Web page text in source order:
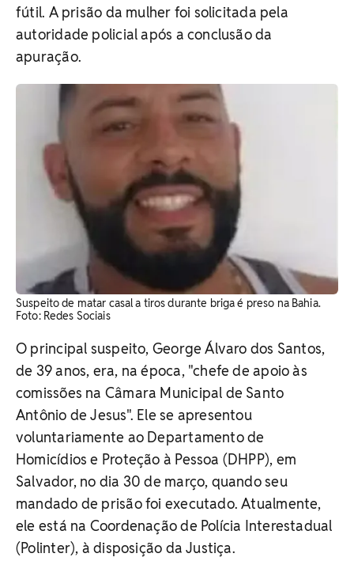
fútil. A prisão da mulher foi solicitada pela
autoridade policial após a conclusão da
apuração.
Suspeito de matar casal a tiros durante briga é preso na Bahia.
Foto: Redes Sociais
O principal suspeito, George Álvaro dos Santos,
de 39 anos, era, na época, "chefe de apoio às
comissões na Câmara Municipal de Santo
Antônio de Jesus". Ele se apresentou
voluntariamente ao Departamento de
Homicídios e Proteção à Pessoa (DHPP), em
Salvador, no dia 30 de março, quando seu
mandado de prisão foi executado. Atualmente,
ele está na Coordenação de Polícia Interestadual
(Polinter), à disposição da Justiça.